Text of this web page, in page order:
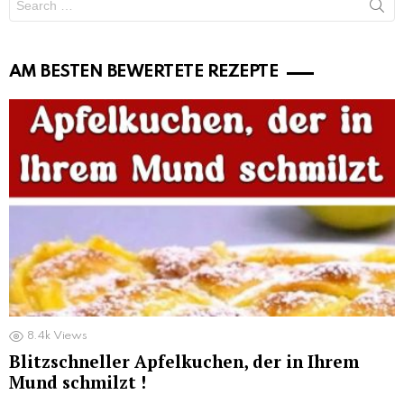
for:
AM BESTEN BEWERTETE REZEPTE
8.4k Views
Blitzschneller Apfelkuchen, der in Ihrem
Mund schmilzt !